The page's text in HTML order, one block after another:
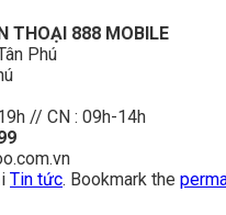
THOẠI 888 MOBILE
Phú
// CN : 09h-14h
Tin tức. Bookmark the